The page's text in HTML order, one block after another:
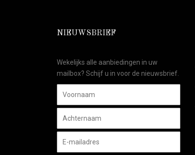
NIEUWSBRIEF
Wekelijks alle aanbiedingen in uw
mailbox? Schijf u in voor de nieuwsbrief.